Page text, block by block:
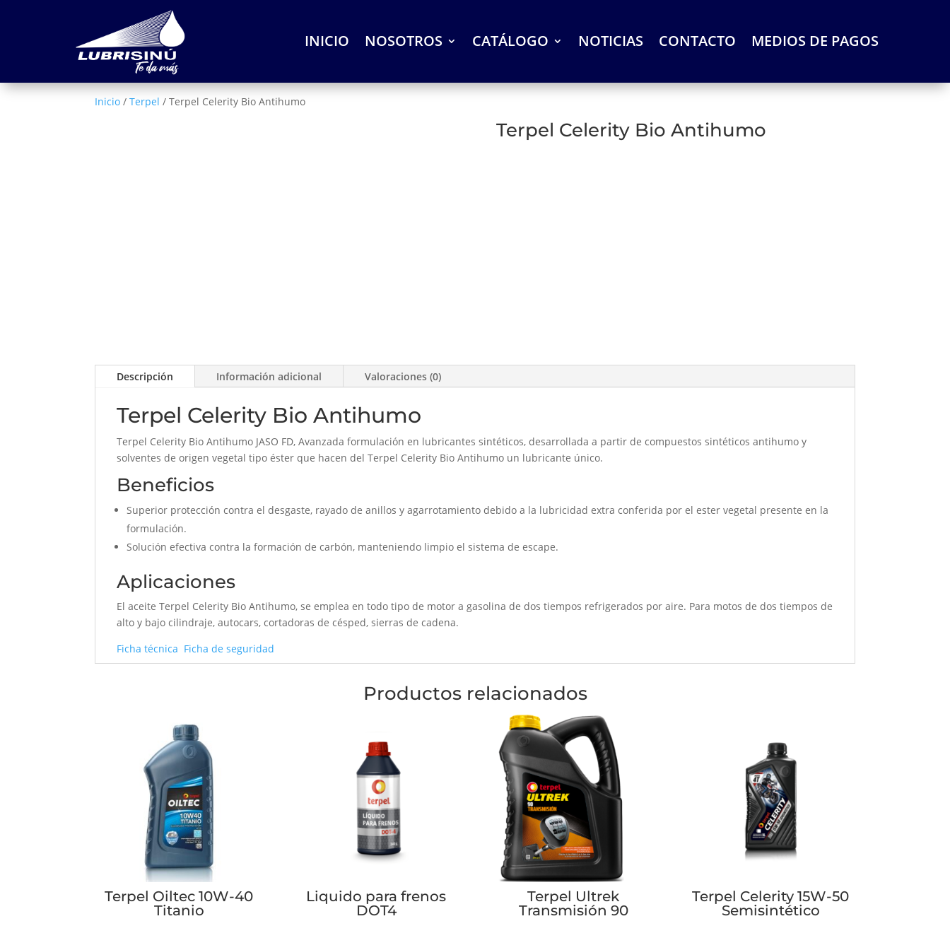
INICIO NOSOTROS CATÁLOGO NOTICIAS CONTACTO MEDIOS DE PAGOS
Inicio /Terpel / Terpel Celerity Bio Antihumo
Terpel Celerity Bio Antihumo
Descripción Información adicional Valoraciones (0)
Terpel Celerity Bio Antihumo
Terpel Celerity Bio Antihumo JASO FD, Avanzada formulación en lubricantes sintéticos, desarrollada a partir de compuestos sintéticos antihumo y
solventes de origen vegetal tipo éster que hacen del Terpel Celerity Bio Antihumo un lubricante único.
Beneficios
Superior protección contra el desgaste, rayado de anillos y agarrotamiento debido a la lubricidad extra conferida por el ester vegetal presente en la
formulación.
Solución efectiva contra la formación de carbón, manteniendo limpio el sistema de escape.
Aplicaciones
El aceite Terpel Celerity Bio Antihumo, se emplea en todo tipo de motor a gasolina de dos tiempos refrigerados por aire. Para motos de dos tiempos de
alto y bajo cilindraje, autocars, cortadoras de césped, sierras de cadena.
Ficha técnica Ficha de seguridad
Productos relacionados
Terpel Oiltec 10W-40
Titanio
Liquido para frenos
DOT4
Terpel Ultrek
Transmisión 90
Terpel Celerity 15W-50
Semisintético